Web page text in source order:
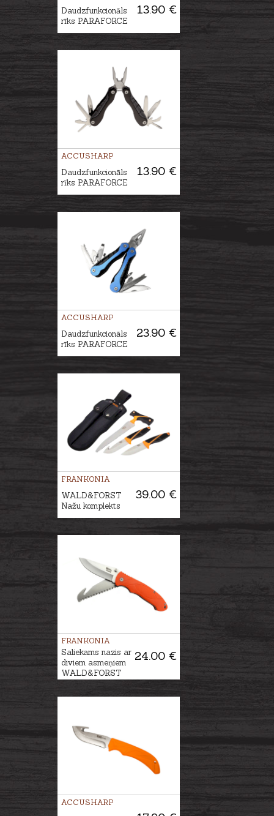
13.90 €
Daudzfunkcionāls
rīks PARAFORCE
ACCUSHARP
13.90 €
Daudzfunkcionāls
rīks PARAFORCE
ACCUSHARP
23.90 €
Daudzfunkcionāls
rīks PARAFORCE
FRANKONIA
39.00 €
WALD&FORST
Nažu komplekts
FRANKONIA
24.00 €
Saliekams nazis ar
diviem asmeņiem
WALD&FORST
ACCUSHARP